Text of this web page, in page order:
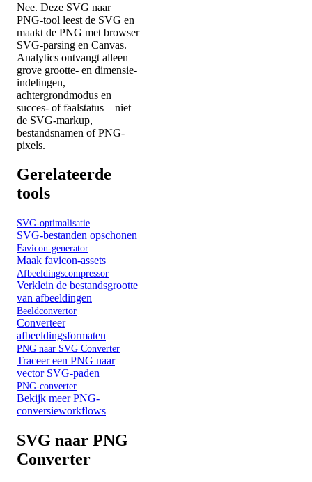
Nee. Deze SVG naar
PNG-tool leest de SVG en
maakt de PNG met browser
SVG-parsing en Canvas.
Analytics ontvangt alleen
grove grootte- en dimensie-
indelingen,
achtergrondmodus en
succes- of faalstatus—niet
de SVG-markup,
bestandsnamen of PNG-
pixels.
Gerelateerde
tools
SVG-optimalisatie
SVG-bestanden opschonen
Favicon-generator
Maak favicon-assets
Afbeeldingscompressor
Verklein de bestandsgrootte
van afbeeldingen
Beeldconvertor
Converteer
afbeeldingsformaten
PNG naar SVG Converter
Traceer een PNG naar
vector SVG-paden
PNG-converter
Bekijk meer PNG-
conversieworkflows
SVG naar PNG
Converter